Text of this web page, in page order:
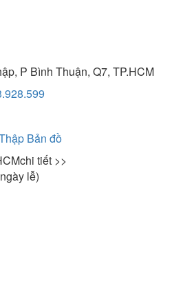
P Bình Thuận, Q7, TP.HCM
Bản đồ
chi tiết >>
lễ)